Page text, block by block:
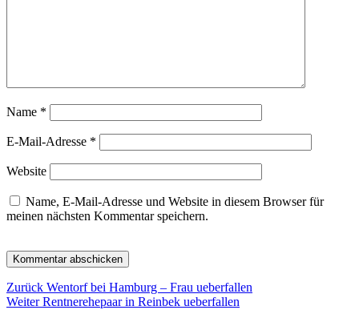
Name *
E-Mail-Adresse *
Website
Name, E-Mail-Adresse und Website in diesem Browser für
meinen nächsten Kommentar speichern.
Beitragsnavigation
Zurück Vorheriger
Beitrag:
Wentorf bei Hamburg – Frau ueberfallen
Weiter Nächster
Rentnerehepaar in Reinbek ueberfallen